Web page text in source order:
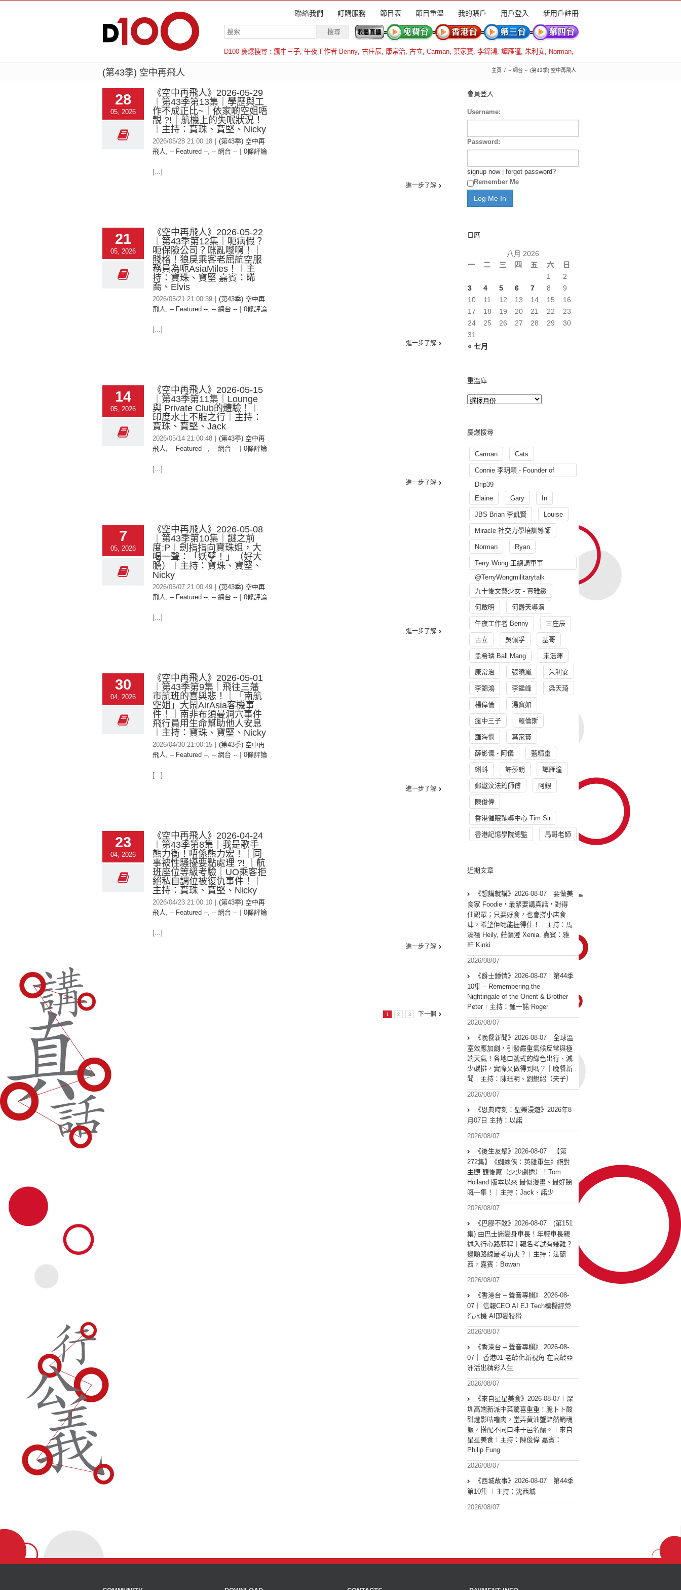
聯絡我們 訂購服務 節目表 節目重溫 我的賬戶 用戶登入 新用戶註冊
D100 慶爆搜尋 : 瘋中三子, 午夜工作者 Benny, 古庄辰, 康常治, 古立, Carman, 葉家寶, 李錦鴻, 譚雁瞳, 朱利安, Norman,
羅倫斯
(第43季) 空中再飛人 主頁 -- 網台 -- (第43季) 空中再飛人
28
05, 2026
《空中再飛人》2026-05-29
︱第43季第13集｜學歷與工
作不成正比~｜依家啲空姐唔
靚 ?!｜航機上的失眠狀況！
︱主持：寶珠、寶堅、Nicky
2026/05/28 21:00:18
(第43季) 空中再
飛人, -- Featured --, -- 網台 -- 0條評論
[...]
進一步了解
21
05, 2026
《空中再飛人》2026-05-22
︱第43季第12集｜呃病假？
呃保險公司？咪亂嚟啊！｜
賤格！狼戾乘客老屈航空服
務員為呃AsiaMiles！︱主
持：寶珠、寶堅 嘉賓：晞
喬、Elvis
2026/05/21 21:00:39
(第43季) 空中再
飛人, -- Featured --, -- 網台 -- 0條評論
[...]
進一步了解
14
05, 2026
《空中再飛人》2026-05-15
︱第43季第11集｜Lounge
與 Private Club的體驗！︱
印度水土不服之行︱主持：
寶珠、寶堅、Jack
2026/05/14 21:00:48
(第43季) 空中再
飛人, -- Featured --, -- 網台 -- 0條評論
[...]
進一步了解
7
05, 2026
《空中再飛人》2026-05-08
︱第43季第10集｜謎之前
度:P︱劍指指向寶珠姐，大
喝一聲：「妖孽！」（好大
膽）︱主持：寶珠、寶堅、
Nicky
2026/05/07 21:00:49
(第43季) 空中再
飛人, -- Featured --, -- 網台 -- 0條評論
[...]
進一步了解
30
04, 2026
《空中再飛人》2026-05-01
︱第43季第9集｜飛往三藩
市航班的喜與悲！｜「南航
空姐」大鬧AirAsia客機事
件！｜南非布須曼洞穴事件
飛行員用生命幫助他人安息
︱主持：寶珠、寶堅、Nicky
2026/04/30 21:00:15
(第43季) 空中再
飛人, -- Featured --, -- 網台 -- 0條評論
[...]
進一步了解
23
04, 2026
《空中再飛人》2026-04-24
︱第43季第8集｜我是歌手
熊力衡！唔係熊力宏！｜同
事被性騷擾要點處理 ?! ｜航
班座位等級考驗｜UO乘客拒
絕私自調位被復仇事件！︱
主持：寶珠、寶堅、Nicky
2026/04/23 21:00:10
(第43季) 空中再
飛人, -- Featured --, -- 網台 -- 0條評論
[...]
進一步了解
1 2 3 下一個
會員登入
Username:
Password:
signup now| forgot password?
Remember Me
日曆
八月 2026
一
二 三 四 五 六 日
« 七月
1
2
3
4 5 6 7 8
9
10
11 12 13 14 15
16
17
18 19 20 21 22
23
24
25 26 27 28 29
30
31
重溫庫
慶爆搜尋
Carman Cats
Connie 李玥穎 - Founder of
Drip39
Elaine
Gary In
JBS Brian 李凱賢 Louise
Miracle 社交力學培訓導師
Norman Ryan
Terry Wong 王總講軍事
@TerryWongmilitarytalk
九十後文藝少女 - 賈雅緻
何啟明 何爵天導演
午夜工作者 Benny 古庄辰
古立 吳佩孚 基哥
孟希璘 Ball Mang 宋浩暉
康常治 張曉嵐 朱利安
李錦鴻 李鑑峰 梁天琦
楊偉倫 湯寳如
瘋中三子 羅倫斯
羅海憫 葉家寶
薛影儀 - 阿儀 藍精靈
蝌蚪 許莎朗 譚雁瞳
鄭遨汶法筠師傅 阿銀
陳俊偉
香港催眠輔導中心 Tim Sir
香港記憶學院總監 馬哥老師
近期文章
《想講就講》2026-08-07｜要做美
食家 Foodie，最緊要講真話，對得
住觀眾；只要好食，也會撐小店食
肆，希望佢哋能捱得住！｜主持：馬
溱禧 Heily, 莊韻澄 Xenia, 嘉賓：雅
軒 Kinki
2026/08/07
《爵士鍾情》2026-08-07︱第44季
10集 – Remembering the
Nightingale of the Orient & Brother
Peter︱主持：鍾一諾 Roger
2026/08/07
《晚餐新聞》2026-08-07｜全球溫
室效應加劇，引發嚴重氣候反常與極
端天氣！各地口號式的綠色出行、減
少碳排，實際又做得到嗎？｜晚餐新
聞｜主持：陳珏明、劉銳紹（夫子）
2026/08/07
《恩典時刻：聖樂漫遊》2026年8
月07日 主持：以諾
2026/08/07
《後生友聚》2026-08-07︱【第
272集】《蜘蛛俠：英雄重生》絕對
主觀 觀後感（少少劇透）！Tom
Holland 版本以來 最似漫畫、最好睇
嘅一集！｜主持：Jack、諾少
2026/08/07
《巴膠不敗》2026-08-07︱(第151
集) 由巴士迷變身車長！年輕車長親
述入行心路歷程｜報名考試有幾難？
邊啲路線最考功夫？︱主持：法蘭
西，嘉賓︰Bowan
2026/08/07
《香港台 – 聲音專欄》 2026-08-
07｜ 信報CEO AI EJ Tech模擬經營
汽水機 AI即變狡猾
2026/08/07
《香港台 – 聲音專欄》 2026-08-
07｜ 香港01 老齡化新視角 在高齡亞
洲活出精彩人生
2026/08/07
《來自星星美食》2026-08-07︱深
圳高端新派中菜驚喜重重！脆卜卜酸
甜燈影咕嚕肉，堂弄黃油蟹黯然銷魂
飯，搭配不同口味干邑名釀。︱來自
星星美食︱主持：陳俊偉 嘉賓：
Philip Fung
2026/08/07
《西城故事》2026-08-07︱第44季
第10集 ︱主持：沈西城
2026/08/07